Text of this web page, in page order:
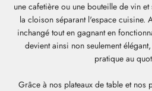
une cafetière ou une bouteille de vin
la cloison séparant l'espace cuisine.
inchangé tout en gagnant en
devient ainsi non seulement
pratique au
Grâce à nos plateaux de table et nos